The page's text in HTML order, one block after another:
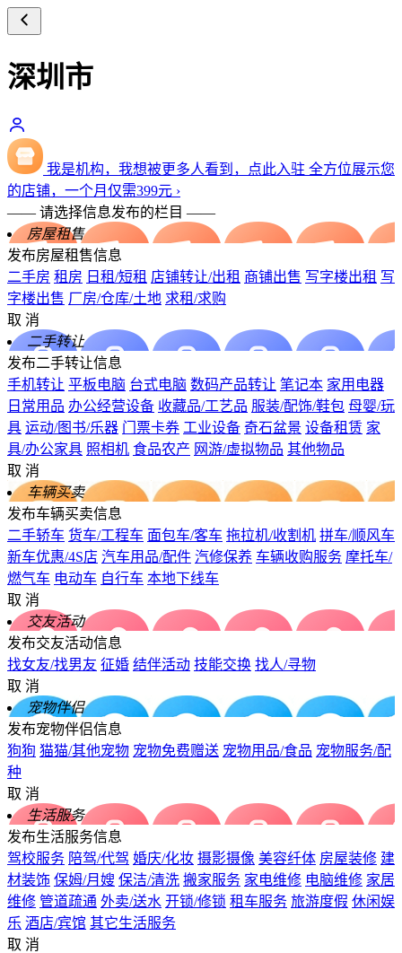
深圳市
我是机构，我想被更多人看到，点此入驻 全方位展示您
的店铺，一个月仅需399元 ›
—— 请选择信息发布的栏目 ——
房屋租售
发布房屋租售信息
二手房 租房 日租/短租 店铺转让/出租 商铺出售 写字楼出租 写
字楼出售 厂房/仓库/土地 求租/求购
取 消
二手转让
发布二手转让信息
手机转让 平板电脑 台式电脑 数码产品转让 笔记本 家用电器
日常用品 办公经营设备 收藏品/工艺品 服装/配饰/鞋包 母婴/玩
具 运动/图书/乐器 门票卡券 工业设备 奇石盆景 设备租赁 家
具/办公家具 照相机 食品农产 网游/虚拟物品 其他物品
取 消
车辆买卖
发布车辆买卖信息
二手轿车 货车/工程车 面包车/客车 拖拉机/收割机 拼车/顺风车
新车优惠/4S店 汽车用品/配件 汽修保养 车辆收购服务 摩托车/
燃气车 电动车 自行车 本地下线车
取 消
交友活动
发布交友活动信息
找女友/找男友 征婚 结伴活动 技能交换 找人/寻物
取 消
宠物伴侣
发布宠物伴侣信息
狗狗 猫猫/其他宠物 宠物免费赠送 宠物用品/食品 宠物服务/配
种
取 消
生活服务
发布生活服务信息
驾校服务 陪驾/代驾 婚庆/化妆 摄影摄像 美容纤体 房屋装修 建
材装饰 保姆/月嫂 保洁/清洗 搬家服务 家电维修 电脑维修 家居
维修 管道疏通 外卖/送水 开锁/修锁 租车服务 旅游度假 休闲娱
乐 酒店/宾馆 其它生活服务
取 消